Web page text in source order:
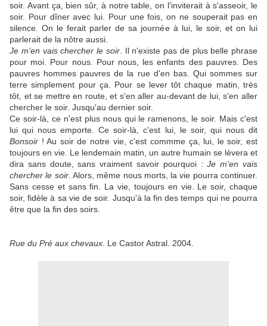
soir. Avant ça, bien sûr, à notre table, on l'inviterait à s'asseoir, le
soir. Pour dîner avec lui. Pour une fois, on ne souperait pas en
silence. On le ferait parler de sa journée à lui, le soir, et on lui
parlerait de la nôtre aussi.
Je m'en vais chercher le soir. Il n'existe pas de plus belle phrase
pour moi. Pour nous. Pour nous, les enfants des pauvres. Des
pauvres hommes pauvres de la rue d'en bas. Qui sommes sur
terre simplement pour ça. Pour se lever tôt chaque matin, très
tôt, et se mettre en route, et s'en aller au-devant de lui, s'en aller
chercher le soir. Jusqu'au dernier soir.
Ce soir-là, ce n'est plus nous qui le ramenons, le soir. Mais c'est
lui qui nous emporte. Ce soir-là, c'est lui, le soir, qui nous dit
Bonsoir ! Au soir de notre vie, c'est commme ça, lui, le soir, est
toujours en vie. Le lendemain matin, un autre humain se lèvera et
dira sans doute, sans vraiment savoir pourquoi :Je m'en vais
chercher le soir. Alors, même nous morts, la vie pourra continuer.
Sans cesse et sans fin. La vie, toujours en vie. Le soir, chaque
soir, fidèle à sa vie de soir. Jusqu'à la fin des temps qui ne pourra
être que la fin des soirs.
Rue du Pré aux chevaux . Le Castor Astral. 2004.